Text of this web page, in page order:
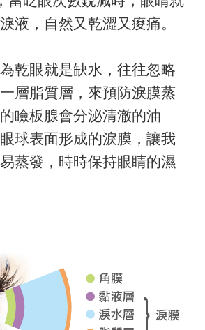
液，自然又乾澀又痠痛。
乾眼就是缺水，往往忽略
層脂質層，來預防淚膜蒸
瞼板腺會分泌清澈的油
球表面形成的淚膜，讓我
蒸發，時時保持眼睛的濕